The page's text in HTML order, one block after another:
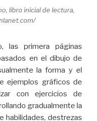
libro inicial de lectura,
las primera páginas
en el dibujo de
la forma y el
ejemplos gráficos de
con ejercicios de
gradualmente la
habilidades, destrezas